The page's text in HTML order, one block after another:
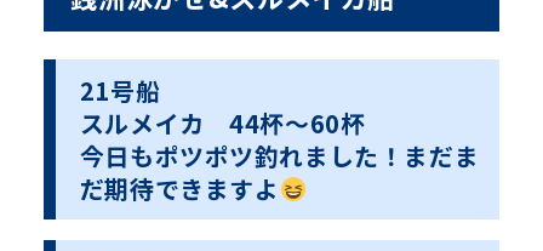
21号船
スルメイカ 44杯〜60杯
今日もポツポツ釣れました！まだま
だ期待できますよ